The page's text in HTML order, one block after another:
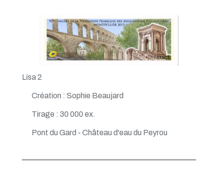
Lisa 2
Création : Sophie Beaujard
Tirage : 30 000 ex.
Pont du Gard - Château d'eau du Peyrou